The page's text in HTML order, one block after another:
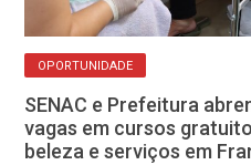
OPORTUNIDADE
SENAC e Prefeitura
vagas em cursos
beleza e serviços em